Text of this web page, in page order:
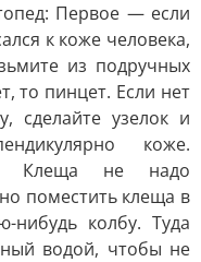
Первое — если
к коже человека,
из подручных
то пинцет. Если нет
сделайте узелок и
коже.
Клеща не надо
поместить клеща в
нибудь колбу. Туда
водой, чтобы не